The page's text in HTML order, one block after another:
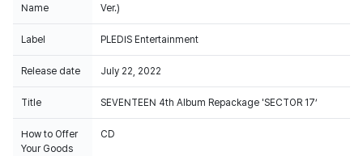
Name
Ver.)
Label PLEDIS Entertainment
Release date July 22, 2022
Title SEVENTEEN 4th Album Repackage 'SECTOR 17’
How to Offer
Your Goods
CD